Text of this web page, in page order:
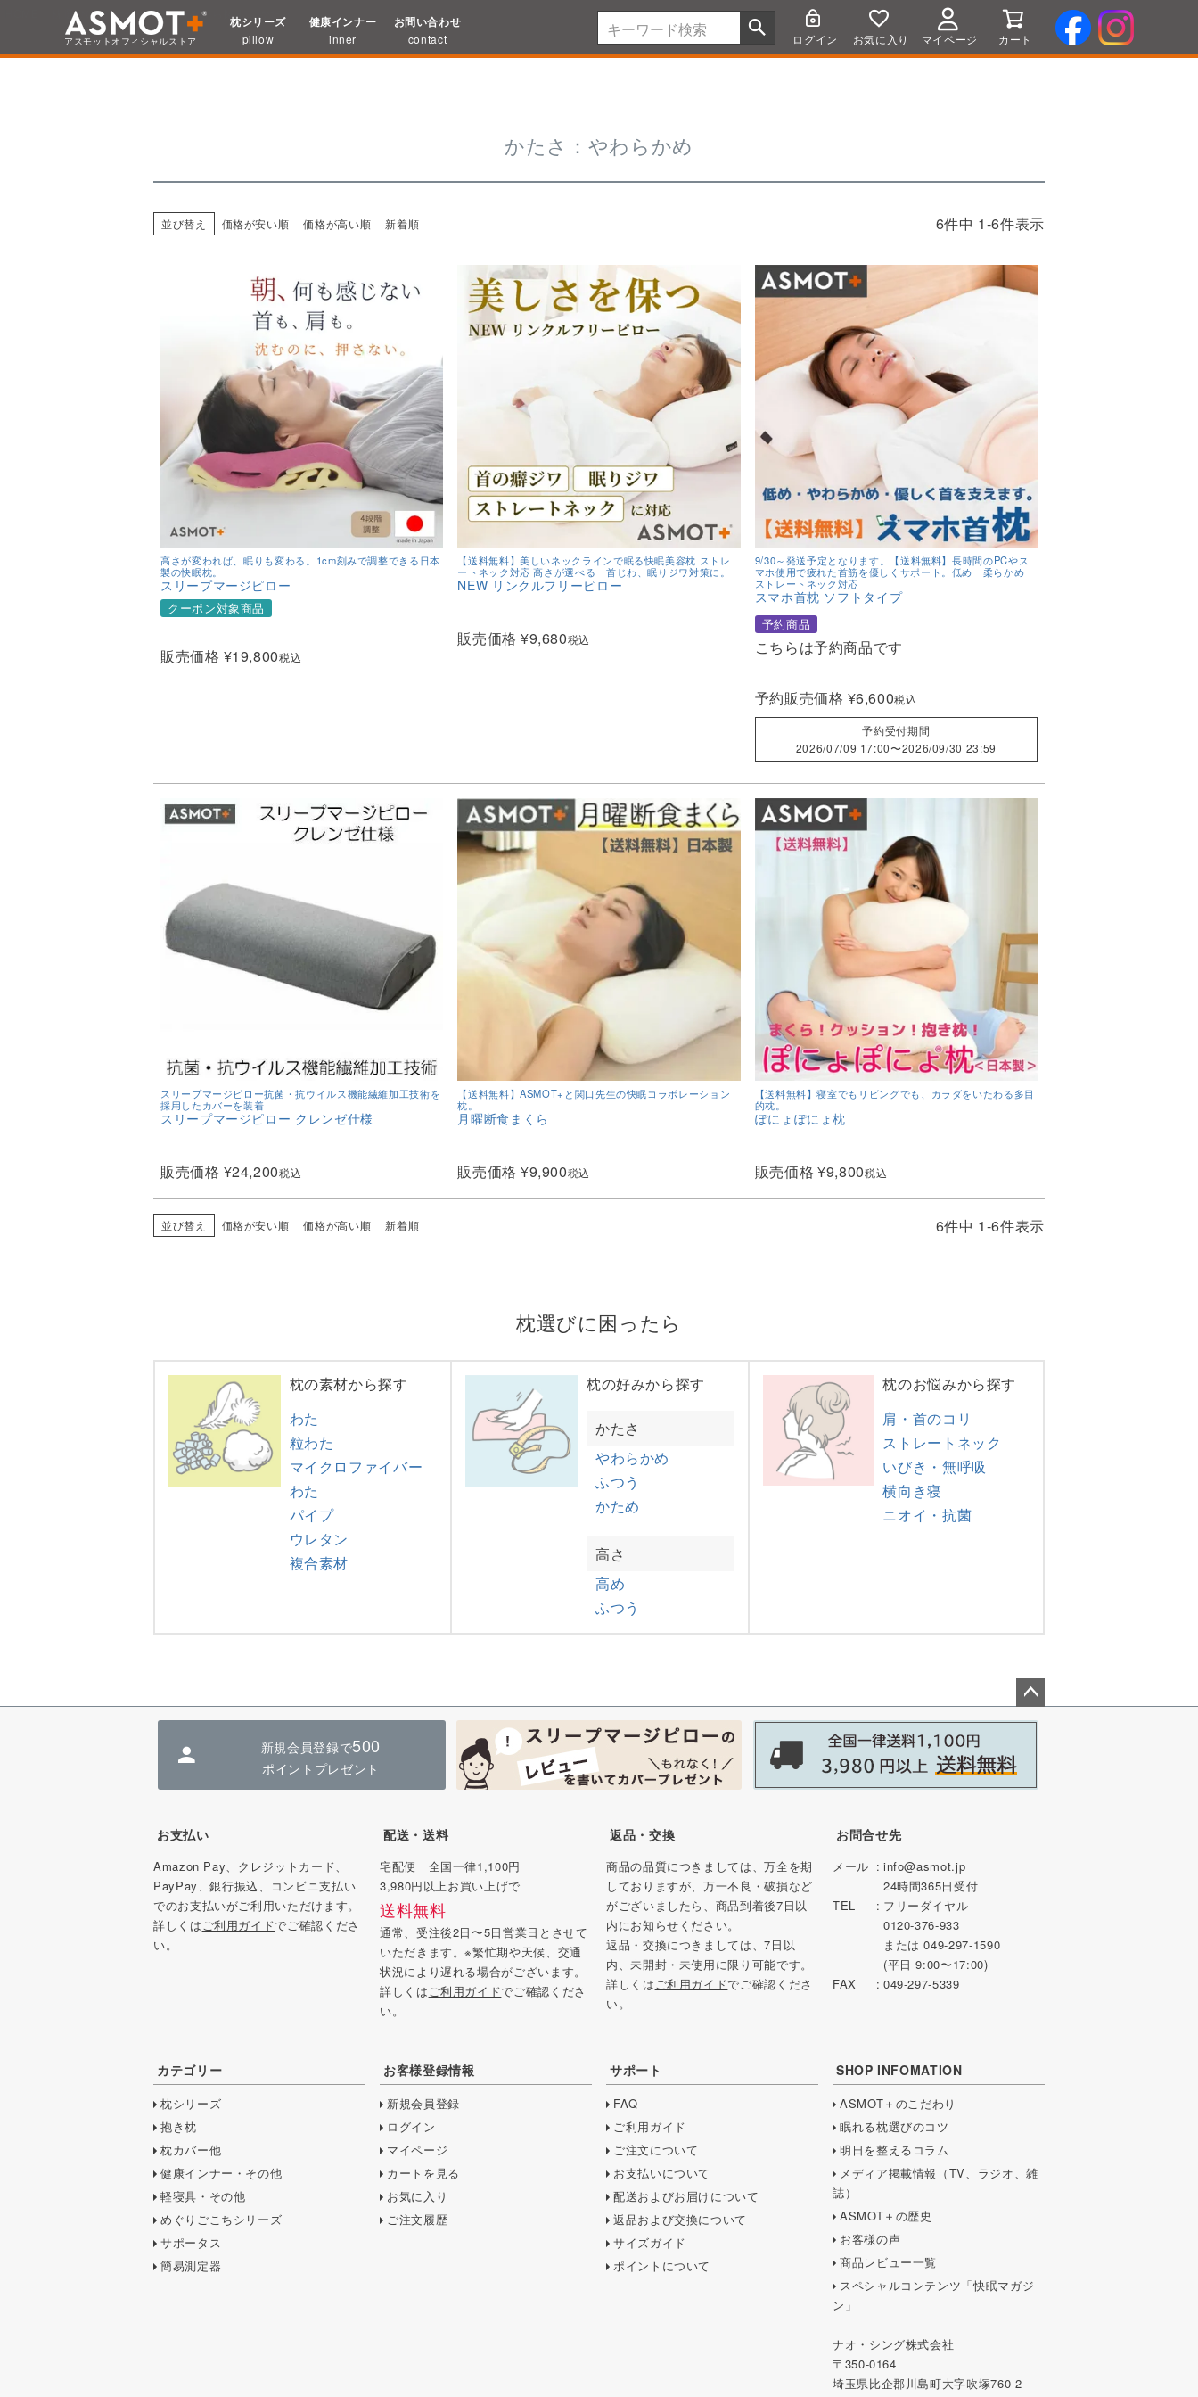
アスモット オフィシャルストア
枕シリーズ
pillow
健康インナー
inner
お問い合わせ
contact
検索
ログイン お気に入り マイページ カート
枕選びに困ったら 枕を好みから探す かたさ：やわらかめ
かたさ：やわらかめ
並び替え 価格が安い順 価格が高い順 新着順 6件中 1-6件表示
高さが変われば、眠りも変わる。1cm刻みで調整できる日本
製の快眠枕。
スリープマージピロー
クーポン対象商品
販売価格 ¥19,800税込
【送料無料】美しいネックラインで眠る快眠美容枕 ストレ
ートネック対応 高さが選べる 首じわ、眠りジワ対策に。
NEW リンクルフリーピロー
販売価格 ¥9,680税込
9/30～発送予定となります。【送料無料】長時間のPCやス
マホ使用で疲れた首筋を優しくサポート。低め 柔らかめ
ストレートネック対応
スマホ首枕 ソフトタイプ
予約商品
こちらは予約商品です
予約販売価格 ¥6,600税込
予約受付期間
2026/07/09 17:00〜2026/09/30 23:59
スリープマージピロー抗菌・抗ウイルス機能繊維加工技術を
採用したカバーを装着
スリープマージピロー クレンゼ仕様
販売価格 ¥24,200税込
【送料無料】ASMOT+と関口先生の快眠コラボレーション
枕。
月曜断食まくら
販売価格 ¥9,900税込
【送料無料】寝室でもリビングでも、カラダをいたわる多目
的枕。
ぽにょぽにょ枕
販売価格 ¥9,800税込
並び替え 価格が安い順 価格が高い順 新着順 6件中 1-6件表示
枕選びに困ったら
枕の素材から探す
わた
粒わた
マイクロファイバー
わた
パイプ
ウレタン
複合素材
枕の好みから探す
かたさ
やわらかめ
ふつう
かため
高さ
高め
ふつう
枕のお悩みから探す
肩・首のコリ
ストレートネック
いびき・無呼吸
横向き寝
ニオイ・抗菌
ペー
へ
新規会員登録で500
ポイントプレゼント
お支払い
Amazon Pay、 クレジットカード、
PayPay、銀行振込、コンビニ支払い
でのお支払いがご利用いただけます。
詳しくはご利用ガイドでご確認くださ
い。
配送・送料
宅配便 全国一律1,100円
3,980円以上お買い上げで
送料無料
通常、受注後2日〜5日営業日とさせて
いただきます。※繁忙期や天候、交通
状況により遅れる場合がございます。
詳しくはご利用ガイドでご確認くださ
い。
返品・交換
商品の品質につきましては、万全を期
しておりますが、万一不良・破損など
がございましたら、商品到着後7日以
内にお知らせください。
返品・交換につきましては、7日以
内、未開封・未使用に限り可能です。
詳しくはご利用ガイドでご確認くださ
い。
お問合せ先
メール
info@asmot.jp
24時間365日受付
TEL
フリーダイヤル
0120-376-933
または 049-297-1590
(平日 9:00〜17:00)
FAX
049-297-5339
カテゴリー
枕シリーズ
抱き枕
枕カバー他
健康インナー・その他
軽寝具・その他
めぐりごこちシリーズ
サポータス
簡易測定器
お客様登録情報
新規会員登録
ログイン
マイページ
カートを見る
お気に入り
ご注文履歴
サポート
FAQ
ご利用ガイド
ご注文について
お支払いについて
配送およびお届けについて
返品および交換について
サイズガイド
ポイントについて
SHOP INFOMATION
ASMOT＋のこだわり
眠れる枕選びのコツ
明日を整えるコラム
メディア掲載情報（TV、ラジオ、雑
誌）
ASMOT＋の歴史
お客様の声
商品レビュー一覧
スペシャルコンテンツ「快眠マガジ
ン」
ナオ・シング株式会社
350-0164
埼玉県比企郡川島町大字吹塚760-2